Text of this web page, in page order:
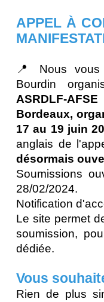
APPEL À
📍 Nous vous
Bourdin
ASRDLF-AFSE
Bordeaux,
17 au 19 juin
anglais de
désormais
Soumissions
28/02/2024.
Notification
Le site permet
soumission,
dédiée.
Vous
Rien de plus